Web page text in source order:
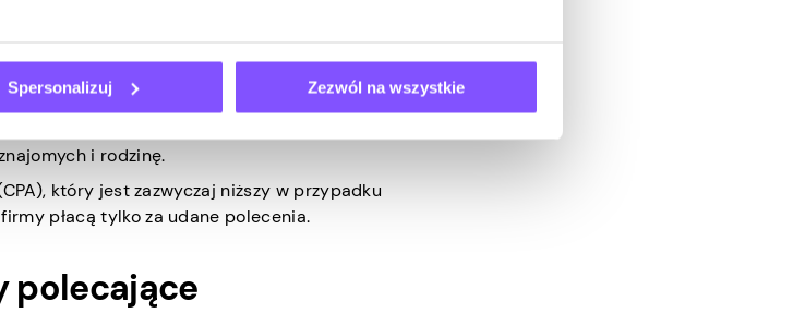
Spersonalizuj Zezwól na wszystkie
i rodzinę.
który jest zazwyczaj niższy w przypadku
płacą tylko za udane polecenia.
polecające